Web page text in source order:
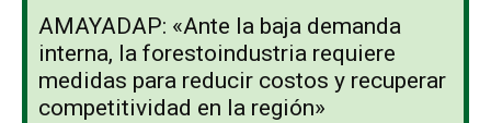
AMAYADAP: «Ante la baja demanda
interna, la forestoindustria requiere
medidas para reducir costos y recuperar
competitividad en la región»